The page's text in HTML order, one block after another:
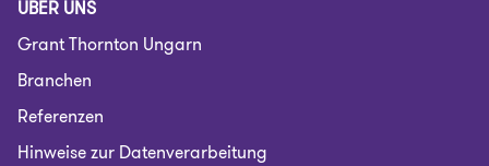
ÜBER UNS
Grant Thornton Ungarn
Branchen
Referenzen
Hinweise zur Datenverarbeitung